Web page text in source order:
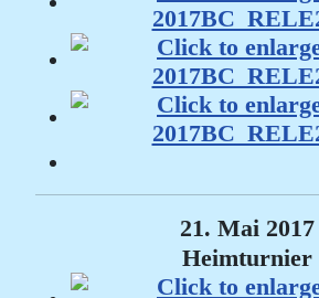
21. Mai 2017
Heimturnier